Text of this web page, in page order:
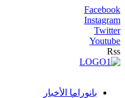
Facebook
Instagram
Twitter
Youtube
Rss
بانوراما الأخبار